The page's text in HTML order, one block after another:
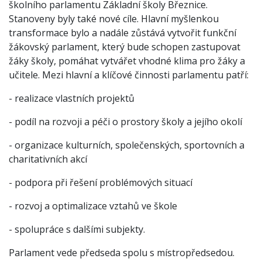
školního parlamentu Základní školy Březnice.
Stanoveny byly také nové cíle. Hlavní myšlenkou
transformace bylo a nadále zůstává vytvořit funkční
žákovský parlament, který bude schopen zastupovat
žáky školy, pomáhat vytvářet vhodné klima pro žáky a
učitele. Mezi hlavní a klíčové činnosti parlamentu patří:
- realizace vlastních projektů
- podíl na rozvoji a péči o prostory školy a jejího okolí
- organizace kulturních, společenských, sportovních a
charitativních akcí
- podpora při řešení problémových situací
- rozvoj a optimalizace vztahů ve škole
- spolupráce s dalšími subjekty.
Parlament vede předseda spolu s místropředsedou.